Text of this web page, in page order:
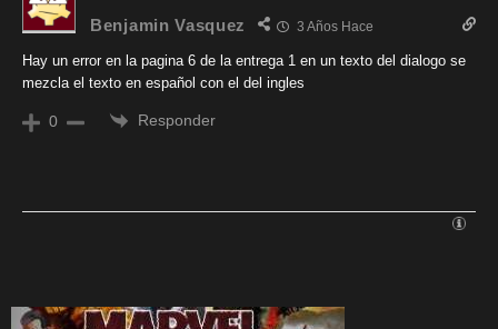
Benjamin Vasquez 3 Años Hace
Hay un error en la pagina 6 de la entrega 1 en un texto del dialogo se
mezcla el texto en español con el del ingles
0 Responder